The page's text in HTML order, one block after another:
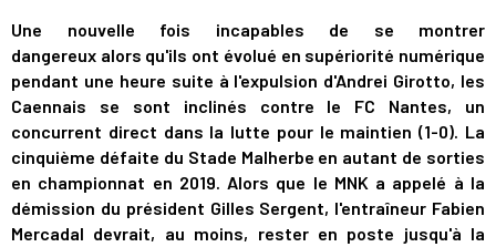
Une nouvelle fois incapables de se montrer
dangereux alors qu'ils ont évolué en supériorité numérique
pendant une heure suite à l'expulsion d'Andrei Girotto, les
Caennais se sont inclinés contre le FC Nantes, un
concurrent direct dans la lutte pour le maintien (1-0). La
cinquième défaite du Stade Malherbe en autant de sorties
en championnat en 2019. Alors que le MNK a appelé à la
démission du président Gilles Sergent, l'entraîneur Fabien
Mercadal devrait, au moins, rester en poste jusqu'à la